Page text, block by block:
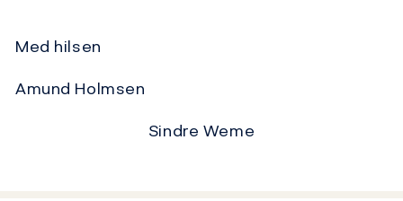
Med hilsen
Amund Holmsen
Sindre Weme